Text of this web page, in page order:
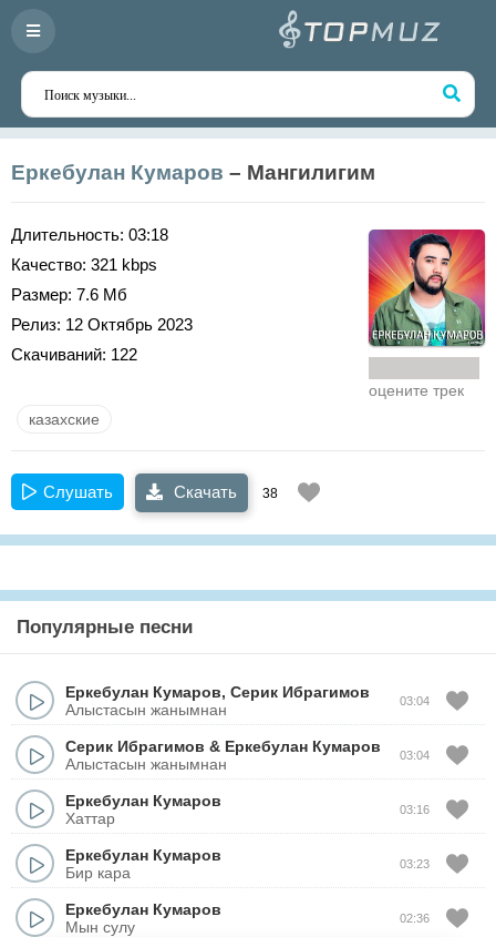
Еркебулан Кумаров – Мангилигим
Длительность: 03:18
Качество: 321 kbps
Размер: 7.6 Мб
Релиз: 12 Октябрь 2023
Скачиваний: 122
оцените трек
казахские
Слушать Скачать 38
Популярные песни
Еркебулан Кумаров, Серик Ибрагимов
Алыстасын жанымнан
03:04
Серик Ибрагимов & Еркебулан Кумаров
Алыстасын жанымнан
03:04
Еркебулан Кумаров
Хаттар
03:16
Еркебулан Кумаров
Бир кара
03:23
Еркебулан Кумаров
Мын сулу
02:36